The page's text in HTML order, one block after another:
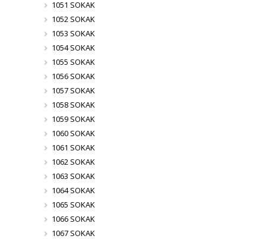
1051 SOKAK
1052 SOKAK
1053 SOKAK
1054 SOKAK
1055 SOKAK
1056 SOKAK
1057 SOKAK
1058 SOKAK
1059 SOKAK
1060 SOKAK
1061 SOKAK
1062 SOKAK
1063 SOKAK
1064 SOKAK
1065 SOKAK
1066 SOKAK
1067 SOKAK